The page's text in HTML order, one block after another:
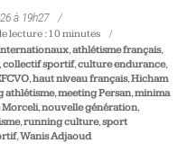
à 19h27
lecture : 10 minutes
,athlétisme français,
collectif sportif,culture endurance,
,haut niveau français,Hicham
athlétisme,meeting Persan,minima
,nouvelle génération,
,running culture,sport
,Wanis Adjaoud